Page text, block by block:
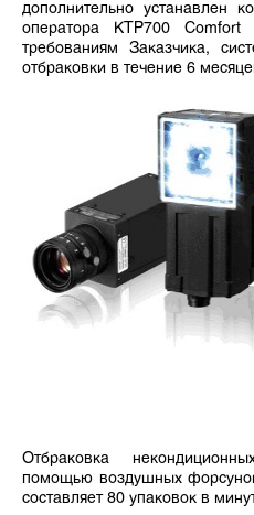
дополнительно устанавлен
оператора KTP700
требованиям Заказчика,
отбраковки в течение 6
Отбраковка
помощью воздушных
составляет 80 упаковок в